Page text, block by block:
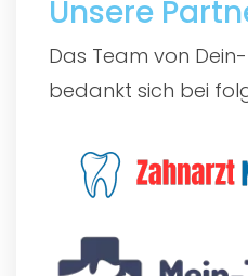
Unsere
Das Team von
bedankt sich bei